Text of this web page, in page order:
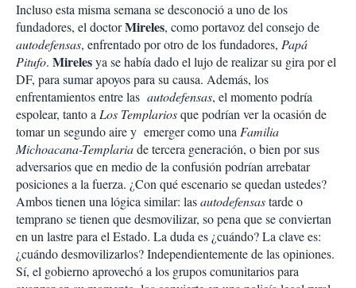
Incluso esta misma semana se desconoció a uno de los
fundadores, el doctorMireles, como portavoz del consejo de
autodefensas, enfrentado por otro de los fundadores, Papá
Pitufo. Mirelesya se había dado el lujo de realizar su gira por el
DF, para sumar apoyos para su causa. Además, los
enfrentamientos entre las autodefensas, el momento podría
espolear, tanto a Los Templariosque podrían ver la ocasión de
tomar un segundo aire y emerger como una Familia
Michoacana-Templariade tercera generación, o bien por sus
adversarios que en medio de la confusión podrían arrebatar
posiciones a la fuerza. ¿Con qué escenario se quedan ustedes?
Ambos tienen una lógica similar: lasautodefensastarde o
temprano se tienen que desmovilizar, so pena que se conviertan
en un lastre para el Estado. La duda es ¿cuándo? La clave es:
¿cuándo desmovilizarlos? Independientemente de las opiniones.
Sí, el gobierno aprovechó a los grupos comunitarios para